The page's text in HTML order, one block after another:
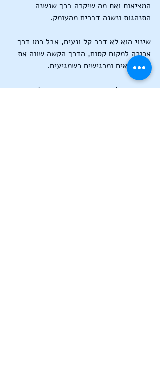
המציאות ואת מה שיקרה בכך שנשנה
התנהגות ונשנה דברים מהעומק.
שינוי הוא לא דבר קל ונעים, אבל כמו דרך
ארוכה למקום קסום, הדרך הקשה שווה את
מה שרואים ומרגישים כשמגיעים.
# הגיגים לקראת סיום קורס אימון להורים